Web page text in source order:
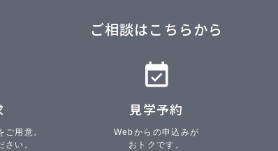
ご相談はこちらから
用意。
さい。
見学予約
Webからの申込みが
おトクです。